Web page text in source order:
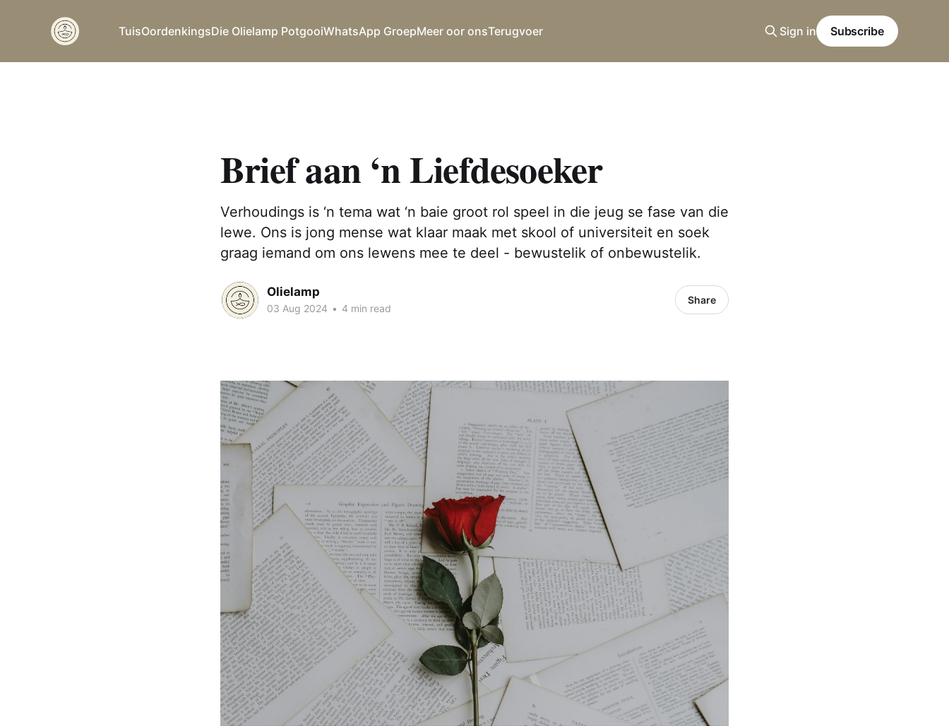
TuisOordenkingsDie Olielamp PotgooiWhatsApp GroepMeer oor onsTerugvoer Sign in Subscribe
Brief aan ‘n Liefdesoeker
Verhoudings is ‘n tema wat ‘n baie groot rol speel in die jeug se fase van die
lewe. Ons is jong mense wat klaar maak met skool of universiteit en soek
graag iemand om ons lewens mee te deel - bewustelik of onbewustelik.
Olielamp
03 Aug 2024 • 4 min read
Share